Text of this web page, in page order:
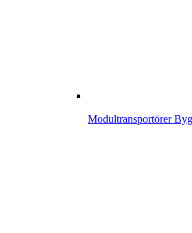
Modultransportörer